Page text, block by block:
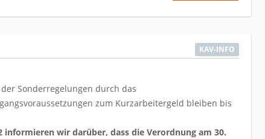
KAV-INFO
Sonderregelungen durch das
zum Kurzarbeitergeld bleiben bis
informieren wir darüber, dass die Verordnung am 30.